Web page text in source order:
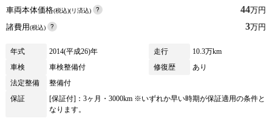
車両本体価格(税込)(リ済込) 44万円
諸費用(税込) 3万円
年式 2014(平成26)年 走行
10.3万km
車検
車検整備付 修復歴
あり
法定整備
整備付
保証
[保証付]：3ヶ月・3000km ※いずれか早い時期が保証適用の条件と
なります。